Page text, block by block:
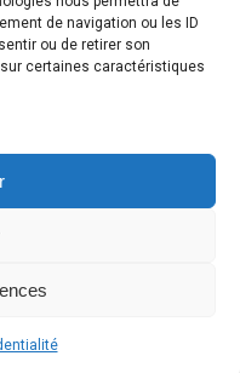
de navigation ou les ID
ou de retirer son
certaines caractéristiques
FENÊTRE)
UNE NOUVELLE FENÊTRE)
LIEN OUVRE DANS UNE NOUVELLE
CENTRE D'IDENTITÉ
2026